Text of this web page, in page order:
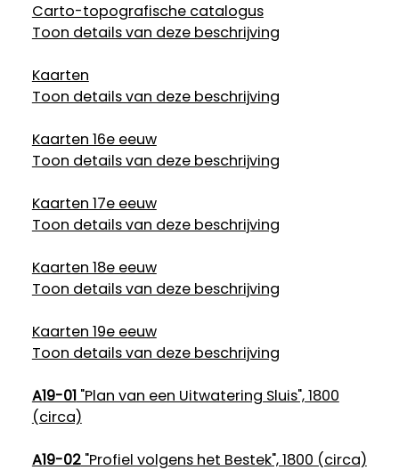
Carto-topografische catalogus
Toon details van deze beschrijving
Kaarten
Toon details van deze beschrijving
Kaarten 16e eeuw
Toon details van deze beschrijving
Kaarten 17e eeuw
Toon details van deze beschrijving
Kaarten 18e eeuw
Toon details van deze beschrijving
Kaarten 19e eeuw
Toon details van deze beschrijving
A19-01"Plan van een Uitwatering Sluis", 1800
(circa)
A19-02"Profiel volgens het Bestek", 1800 (circa)